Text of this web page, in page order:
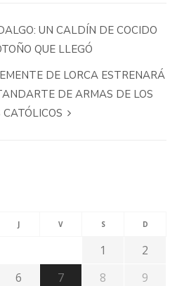
UN CALDÍN DE COCIDO
QUE LLEGÓ
DE LORCA ESTRENARÁ
DE ARMAS DE LOS
CATÓLICOS
J V S D
1
2
6 7 8
9